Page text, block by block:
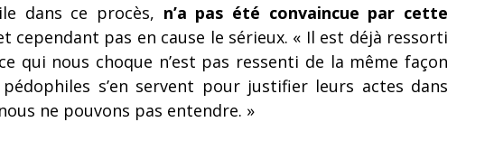
dans ce procès, n’a pas été convaincue par cette
cependant pas en cause le sérieux. « Il est déjà ressorti
qui nous choque n’est pas ressenti de la même façon
s’en servent pour justifier leurs actes dans
ne pouvons pas entendre. »